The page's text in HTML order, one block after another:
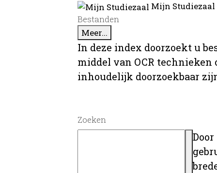
Mijn
Bestanden
Meer...
In deze index doorzoekt u
middel van OCR
inhoudelijk doorzoekbaar
Zoeken